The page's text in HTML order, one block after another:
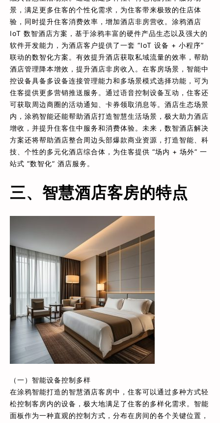
景，满足更多住客的个性化需求，为住客带来极致的住店体
验，同时提升住客消费效率，增加酒店非房营收。涂鸦酒店
IoT 数智酒店方案，基于涂鸦丰富的硬件产品生态以及强大的
软件开发能力，为酒店客户提供了一套 “IoT 设备 + 小程序”
联动的数智化方案。有效提升酒店获取私域流量的效率，帮助
酒店管理降本增效，提升酒店非房收入。在客房场景，智能中
控设备具备多设备连接管理能力和多场景模式选择功能，可为
住客提供更多营销推送服务。通过语音控制设备互动，住客还
可获取周边商圈的活动通知、卡券领取消息等。酒店生态场景
内，涂鸦智能还能帮助酒店打造智慧生活场景，极大助力酒店
增收，并提升住客住中服务和消费体验。未来，数智酒店解决
方案还将帮助酒店整合周边头部爆款商业资源，打造智能、科
技、个性的多元化酒店综合体，为住客提供 “场内 + 场外” 一
站式 “数智化” 酒店服务。
三、智慧酒店客房的特点
（一）智能设备控制多样
在涂鸦智能打造的智慧酒店客房中，住客可以通过多种方式轻
松控制客房内的设备，极大地满足了住客的多样化需求。智能
面板作为一种直观的控制方式，分布在房间的各个关键位置，